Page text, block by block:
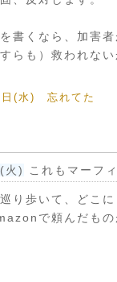
書くなら、加害
らも）救われない
(水) 忘れてた
火) これもマーフ
り歩いて、どこ
で頼んだも